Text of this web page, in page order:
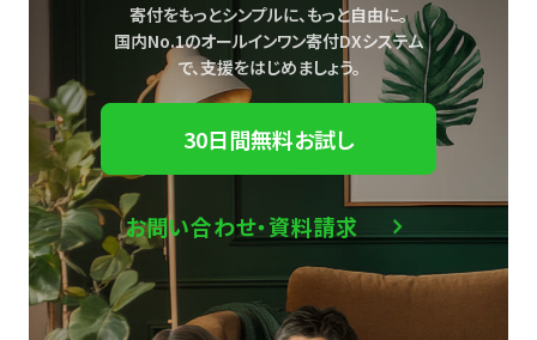
寄付をもっとシンプルに、もっと自由に。
国内No.1のオールインワン寄付DXシステム
で、支援をはじめましょう。
30日間無料お試し
お問い合わせ・資料請求